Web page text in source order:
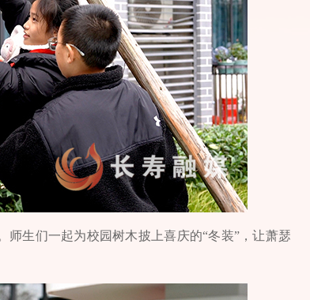
师生们一起为校园树木披上喜庆的“冬装”，让萧瑟